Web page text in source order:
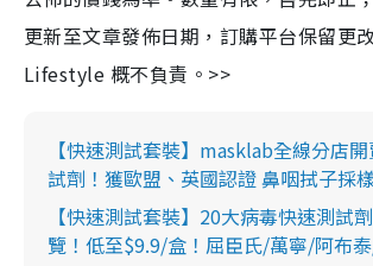
更新至文章發佈日期，訂購平台保留更
Lifestyle 概不負責。>>
【快速測試套裝】masklab全線分店
試劑！獲歐盟、英國認證 鼻咽拭子採
【快速測試套裝】20大病毒快速測試
覽！低至$9.9/盒！屈臣氏/萬寧/阿布